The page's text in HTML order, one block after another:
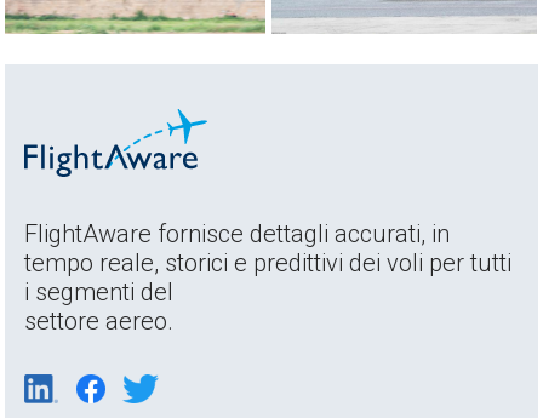
FlightAware fornisce dettagli accurati, in
tempo reale, storici e predittivi dei voli per tutti
i segmenti del
settore aereo.